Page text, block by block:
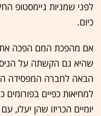
כיום.
אם מהפכת המם הפכה את
שהיא גם הקשתה על
הבאה לחברה המפסידה
יומיים הכריזו שהן